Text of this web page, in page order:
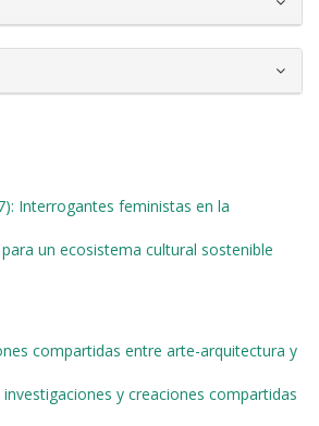
Interrogantes feministas en la
un ecosistema cultural sostenible
compartidas entre arte-arquitectura y
y creaciones compartidas